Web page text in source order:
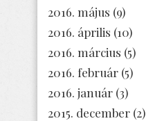
2016. május (9)
2016. április (10)
2016. március (5)
2016. február (5)
2016. január (3)
2015. december (2)